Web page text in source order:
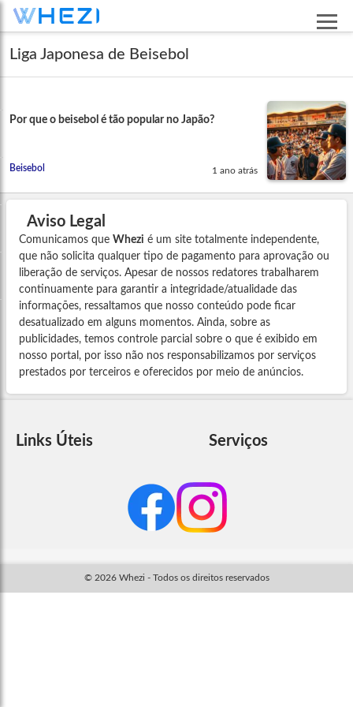
Liga Japonesa de Beisebol
Por que o beisebol é tão popular no Japão?
Beisebol 1 ano atrás
Aviso Legal
Comunicamos que Whezi é um site totalmente independente,
que não solicita qualquer tipo de pagamento para aprovação ou
liberação de serviços. Apesar de nossos redatores trabalharem
continuamente para garantir a integridade/atualidade das
informações, ressaltamos que nosso conteúdo pode ficar
desatualizado em alguns momentos. Ainda, sobre as
publicidades, temos controle parcial sobre o que é exibido em
nosso portal, por isso não nos responsabilizamos por serviços
prestados por terceiros e oferecidos por meio de anúncios.
Links Úteis Serviços
© 2026 Whezi - Todos os direitos reservados